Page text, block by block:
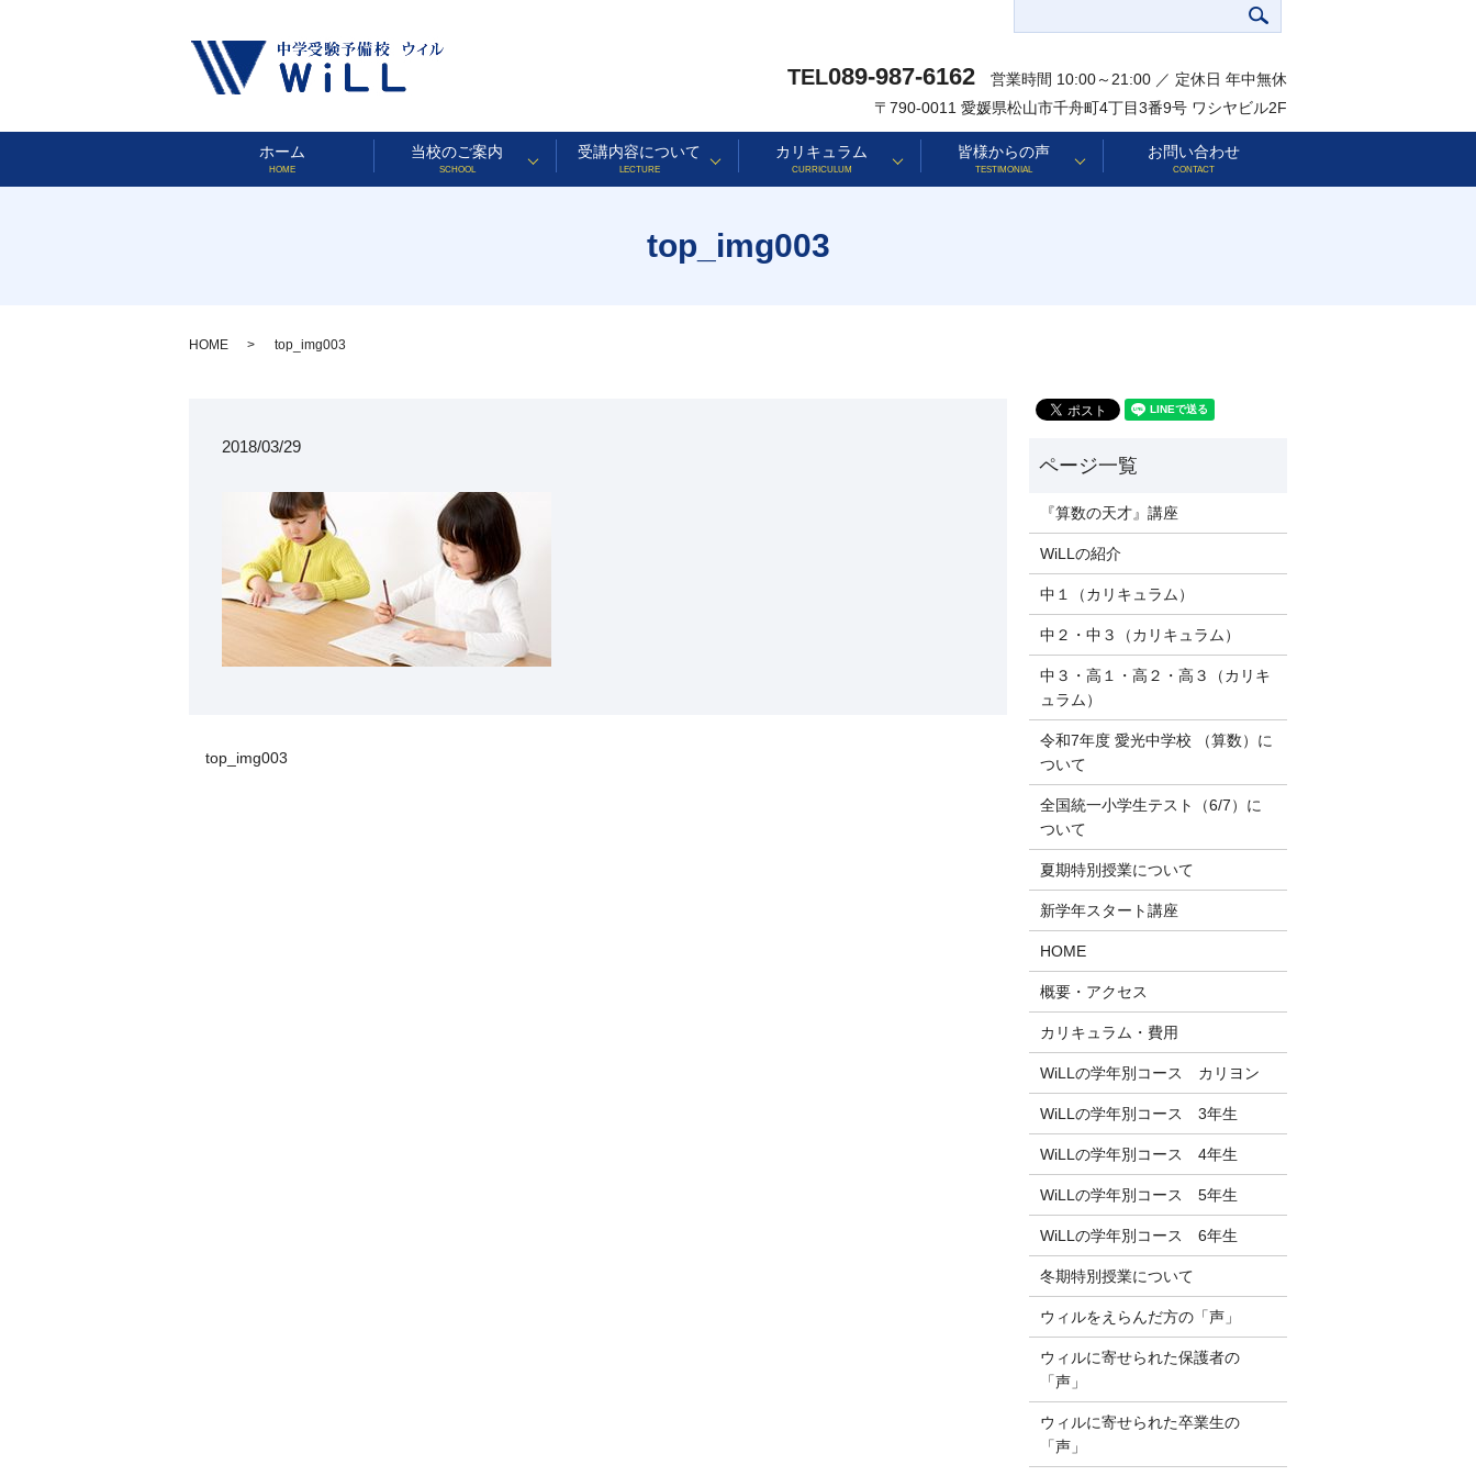
TEL089-987-6162
営業時間 10:00～21:00 ／ 定休日 年中無休
〒790-0011 愛媛県松山市千舟町4丁目3番9号 ワシヤビル2F
ホーム
HOME
当校のご案内
SCHOOL
受講内容について
LECTURE
カリキュラム
CURRICULUM
皆様からの声
TESTIMONIAL
お問い合わせ
CONTACT
top_img003
HOME top_img003
2018/03/29
top_img003
『算数の天才』講座
WiLLの紹介
中１（カリキュラム）
中２・中３（カリキュラム）
中３・高１・高２・高３（カリキ
ュラム）
令和7年度 愛光中学校 （算数）に
ついて
全国統一小学生テスト（6/7）に
ついて
夏期特別授業について
新学年スタート講座
HOME
概要・アクセス
カリキュラム・費用
WiLLの学年別コース カリヨン
WiLLの学年別コース 3年生
WiLLの学年別コース 4年生
WiLLの学年別コース 5年生
WiLLの学年別コース 6年生
冬期特別授業について
ウィルをえらんだ方の「声」
ウィルに寄せられた保護者の
「声」
ウィルに寄せられた卒業生の
「声」